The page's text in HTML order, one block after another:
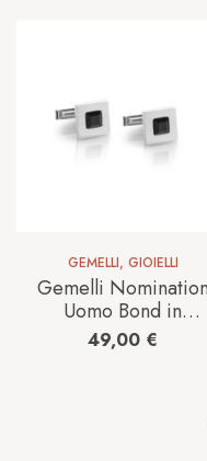
GEMELLI, GIOIELLI
Gemelli Nomination
Uomo Bond in
Acciaio 021945/012
49,00 €